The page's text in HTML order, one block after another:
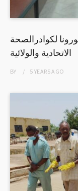
كورونا لكوادرالصحة
الاتحادية والولائية
BY 5 YEARSAGO